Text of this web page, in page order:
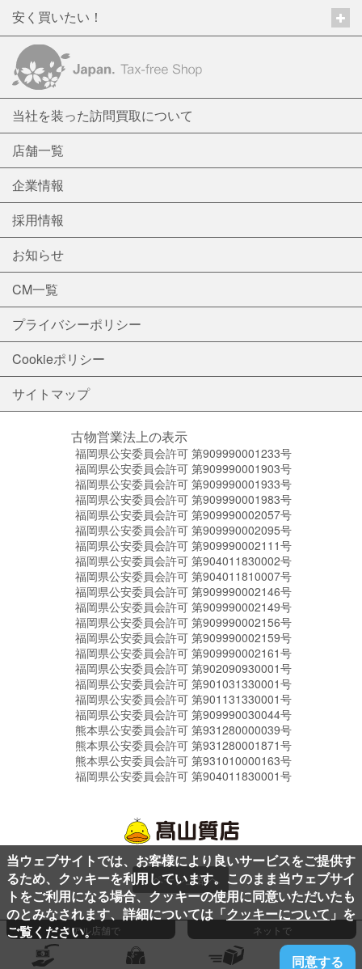
安く買いたい！
当社を装った訪問買取について
店舗一覧
企業情報
採用情報
お知らせ
CM一覧
プライバシーポリシー
Cookieポリシー
サイトマップ
古物営業法上の表示
福岡県公安委員会許可 第909990001233号
福岡県公安委員会許可 第909990001903号
福岡県公安委員会許可 第909990001933号
福岡県公安委員会許可 第909990001983号
福岡県公安委員会許可 第909990002057号
福岡県公安委員会許可 第909990002095号
福岡県公安委員会許可 第909990002111号
福岡県公安委員会許可 第904011830002号
福岡県公安委員会許可 第904011810007号
福岡県公安委員会許可 第909990002146号
福岡県公安委員会許可 第909990002149号
福岡県公安委員会許可 第909990002156号
福岡県公安委員会許可 第909990002159号
福岡県公安委員会許可 第909990002161号
福岡県公安委員会許可 第902090930001号
福岡県公安委員会許可 第901031330001号
福岡県公安委員会許可 第901131330001号
福岡県公安委員会許可 第909990030044号
熊本県公安委員会許可 第931280000039号
熊本県公安委員会許可 第931280001871号
熊本県公安委員会許可 第931010000163号
福岡県公安委員会許可 第904011830001号
ページ上部へ
リアル店舗で ネットで
当ウェブサイトでは、お客様により良いサービスをご提供す
るため、クッキーを利用しています。このまま当ウェブサイ
トをご利用になる場合、クッキーの使用に同意いただいたも
のとみなされます、詳細については「クッキーについて 」を
ご覧ください。
同意する